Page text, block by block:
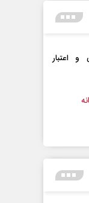
اندوه در مسیر امید